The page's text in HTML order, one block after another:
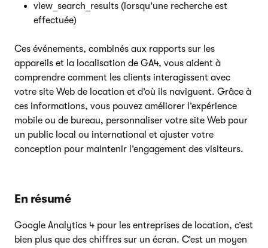
view_search_results (lorsqu’une recherche est
effectuée)
Ces événements, combinés aux rapports sur les
appareils et la localisation de GA4, vous aident à
comprendre comment les clients interagissent avec
votre site Web de location et d’où ils naviguent. Grâce à
ces informations, vous pouvez améliorer l’expérience
mobile ou de bureau, personnaliser votre site Web pour
un public local ou international et ajuster votre
conception pour maintenir l’engagement des visiteurs.
En résumé
Google Analytics 4 pour les entreprises de location, c’est
bien plus que des chiffres sur un écran. C’est un moyen